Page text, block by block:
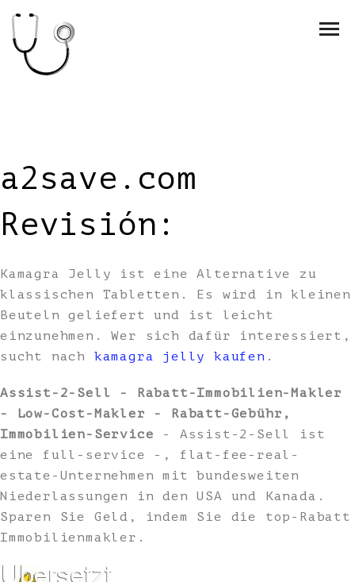
a2save.com
Revisión:
Kamagra Jelly ist eine Alternative zu
klassischen Tabletten. Es wird in kleinen
Beuteln geliefert und ist leicht
einzunehmen. Wer sich dafür interessiert,
sucht nach kamagra jelly kaufen .
Assist-2-Sell - Rabatt-Immobilien-Makler
- Low-Cost-Makler - Rabatt-Gebühr,
Immobilien-Service - Assist-2-Sell ist
eine full-service -, flat-fee-real-
estate-Unternehmen mit bundesweiten
Niederlassungen in den USA und Kanada.
Sparen Sie Geld, indem Sie die top-Rabatt
Immobilienmakler.